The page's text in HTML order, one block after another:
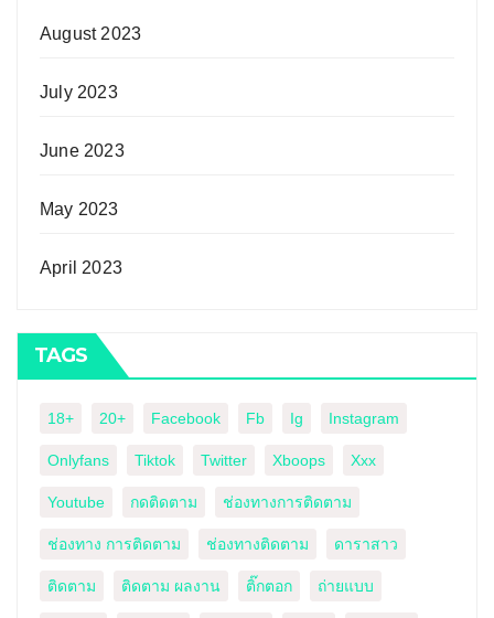
August 2023
July 2023
June 2023
May 2023
April 2023
TAGS
18+ 20+ Facebook Fb Ig Instagram
Onlyfans Tiktok Twitter Xboops Xxx
Youtube กดติดตาม ช่องทางการติดตาม
ช่องทาง การติดตาม ช่องทางติดตาม ดาราสาว
ติดตาม ติดตาม ผลงาน ติ๊กตอก ถ่ายแบบ